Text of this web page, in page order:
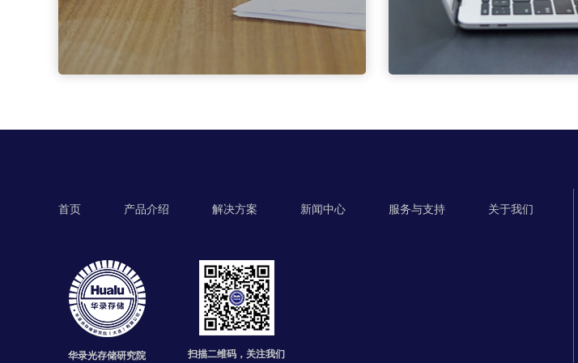
首页 产品介绍 解决方案 新闻中心 服务与支持 关于我们
华录光存储研究院 扫描二维码，关注我们